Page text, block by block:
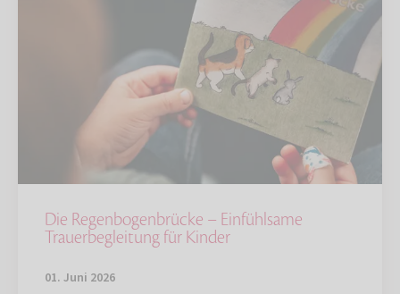
Die Regenbogenbrücke – Einfühlsame
Trauerbegleitung für Kinder
01. Juni 2026